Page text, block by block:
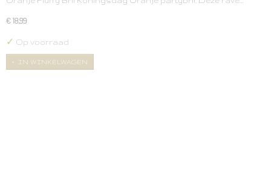
€ 18,99
✓ Op voorraad
IN WINKELWAGEN